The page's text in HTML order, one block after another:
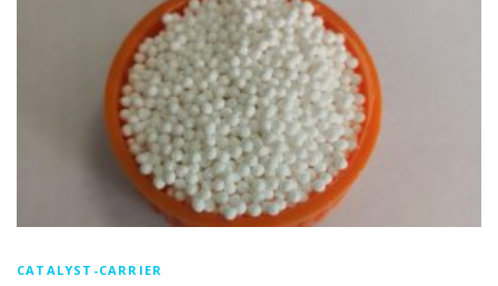
CATALYST-CARRIER